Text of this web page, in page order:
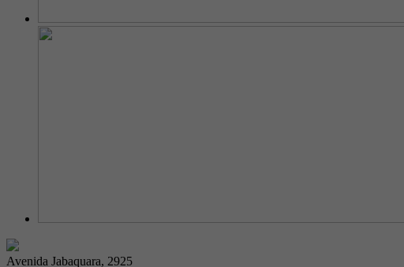
Avenida Jabaquara, 2925